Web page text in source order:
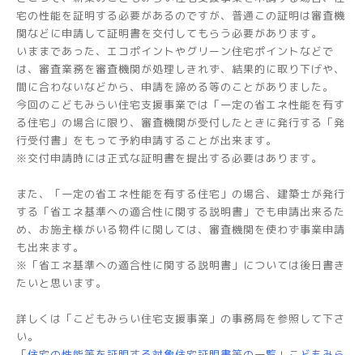
宅の性能を証明する必要があるのですが、普通この証明は審査機
関などに申請して証明書を交付してもらう必要があります。
いままであった、エコポイントやグリーン住宅ポイントなどで
は、審査業務を審査機関が処理しきれず、結果的に取り下げや、
間に合わないなどから、申請を諦める等のことがありました。
今回のこどもみらい住宅支援事業では「一定の省エネ性能を有す
る住宅」の場合に限り、審査機関が受付したときに発行する「発
行受付書」をもって予約申請することが出来ます。
※交付申請時には正式な証明書を提出する必要はあります。
また、「一定の省エネ性能を有する住宅」の場合、建築士が発行
する「省エネ基準への適合性に関する説明書」でも申請出来るた
め、お施主様がいる物件に関しては、審査機関を使わず事業申請
も出来ます。
※「省エネ基準への適合性に関する説明書」については後日書き
たいと思います。
詳しくは「こどもみらい住宅支援事業」の事務局を参照して下さ
い。